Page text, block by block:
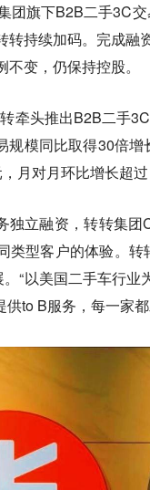
团旗下B2B二手3C
转持续加码。完成融
变，仍保持控股。
牵头推出B2B二手
规模同比取得30倍
月对月环比增长超过
独立融资，转转集
类型客户的体验。
“以美国二手车行
to B服务，每一家